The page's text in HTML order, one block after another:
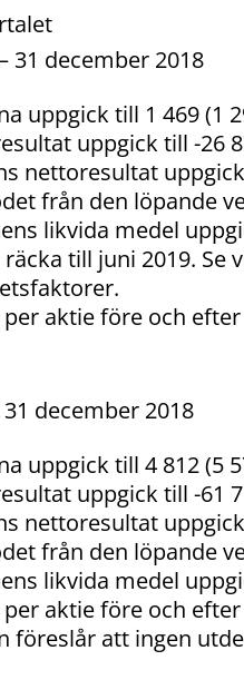
31 december 2018
uppgick till 1 469 (1
uppgick till -26
nettoresultat uppgick
från den löpande
likvida medel
till juni 2019. Se
per aktie före och
december 2018
uppgick till 4 812 (5
uppgick till -61
nettoresultat uppgick
från den löpande
likvida medel
per aktie före och
föreslår att ingen